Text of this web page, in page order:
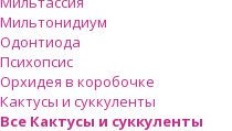
Мильтонидиум
Одонтиода
Психопсис
Орхидея в коробочке
Кактусы и суккуленты
Все Кактусы и суккуленты